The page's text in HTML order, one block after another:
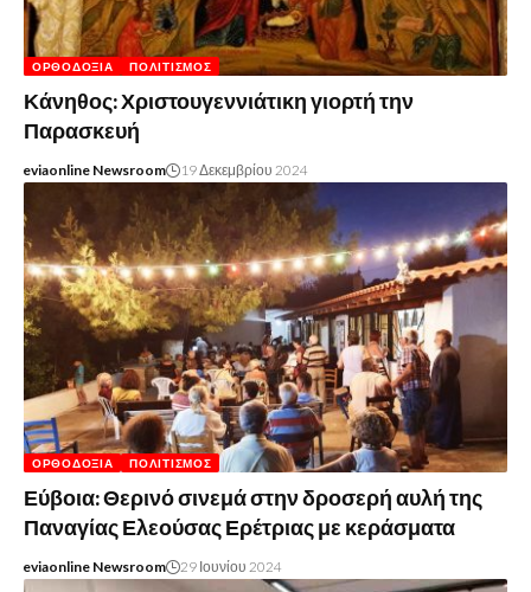
ΟΡΘΟΔΟΞΊΑ ΠΟΛΙΤΙΣΜΌΣ
Κάνηθος: Χριστουγεννιάτικη γιορτή την
Παρασκευή
eviaonline Newsroom 19 Δεκεμβρίου 2024
ΟΡΘΟΔΟΞΊΑ ΠΟΛΙΤΙΣΜΌΣ
Εύβοια: Θερινό σινεμά στην δροσερή αυλή της
Παναγίας Ελεούσας Ερέτριας με κεράσματα
eviaonline Newsroom 29 Ιουνίου 2024